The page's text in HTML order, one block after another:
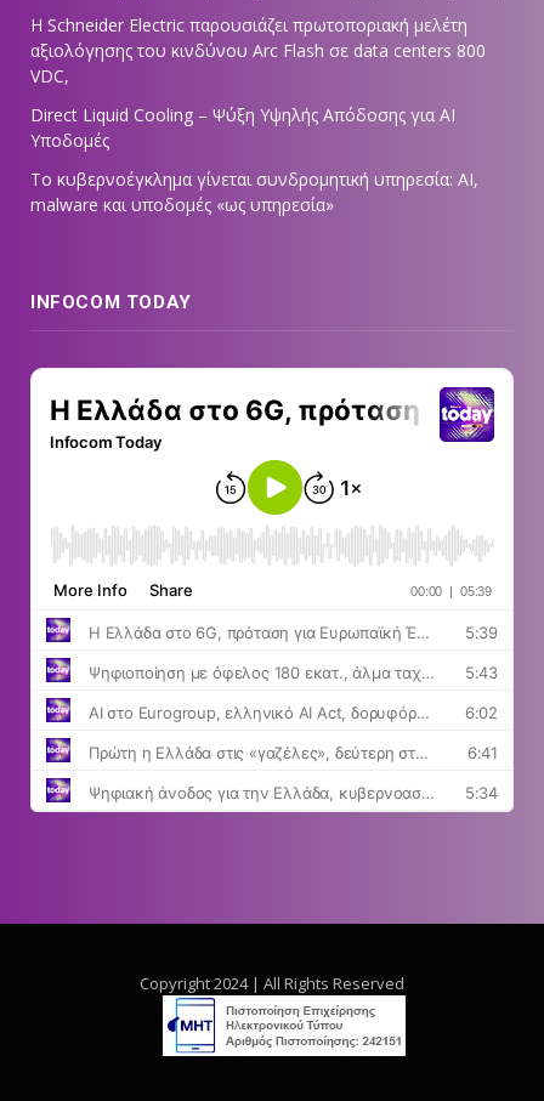
Η Schneider Electric παρουσιάζει πρωτοποριακή μελέτη
αξιολόγησης του κινδύνου Arc Flash σε data centers 800
VDC,
Direct Liquid Cooling – Ψύξη Υψηλής Απόδοσης για AI
Υποδομές
Το κυβερνοέγκλημα γίνεται συνδρομητική υπηρεσία: AI,
malware και υποδομές «ως υπηρεσία»
INFOCOM TODAY
Copyright 2024 | All Rights Reserved